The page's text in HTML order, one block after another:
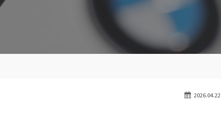
マップ
Delivery service
買取無料査定
Trade in
2026.04.22